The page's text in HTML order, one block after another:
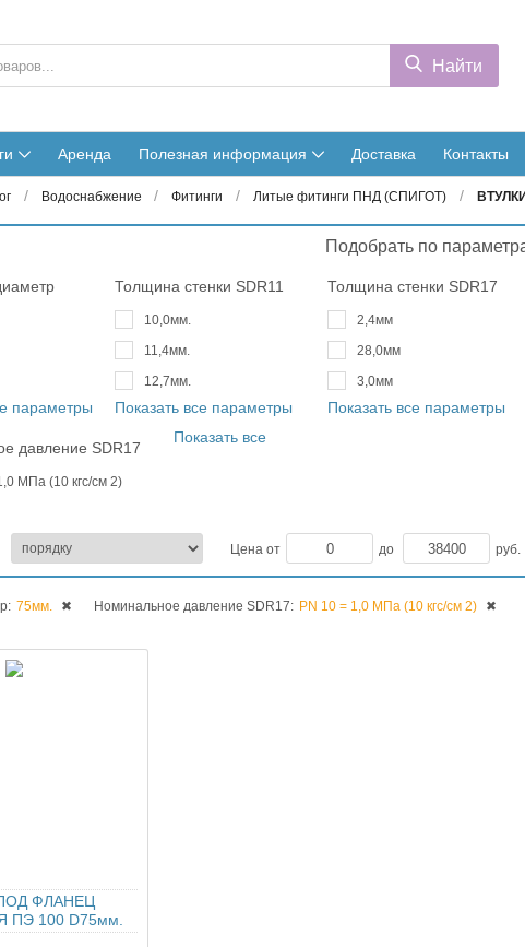
Найти
Аренда Полезная информация Доставка Контакты
/ Водоснабжение / Фитинги / Литые фитинги ПНД (СПИГОТ) /
Подобрать по
Цена от до руб.
параметры
Толщина стенки SDR11
10,0мм.
11,4мм.
12,7мм.
Показать все параметры
Толщина стенки SDR17
2,4мм
28,0мм
3,0мм
Показать все параметры
давление SDR17
МПа (10 кгс/см 2)
Показать все
75мм. ✖ Номинальное давление SDR17: PN 10 = 1,0 МПа (10 кгс/см 2) ✖
ФЛАНЕЦ
ПЭ 100 D75мм.